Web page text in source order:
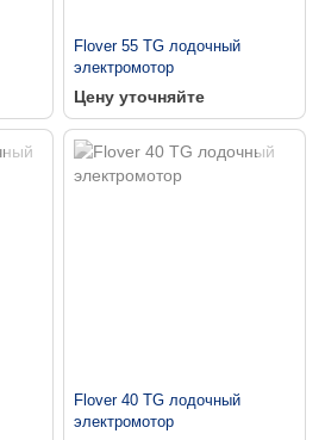
Flover 55 TG лодочный
электромотор
Цену уточняйте
Flover 40 TG лодочный
электромотор